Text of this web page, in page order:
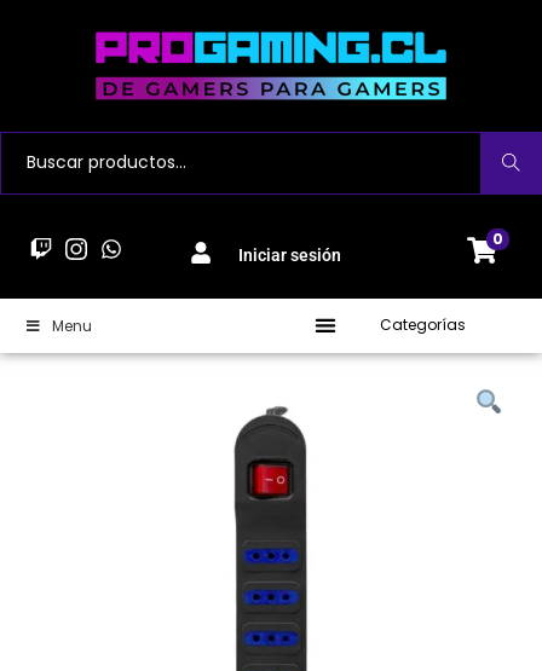
Buscar
Iniciar sesión
0
Menu Categorías